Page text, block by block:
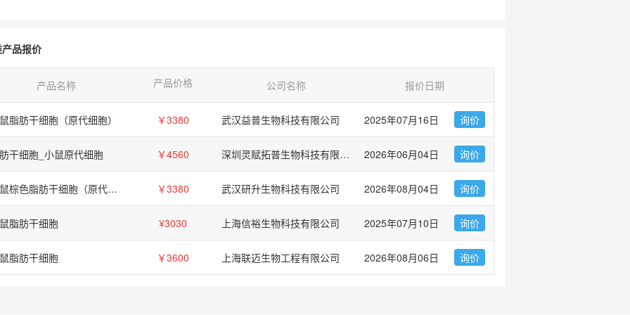
品报价
产品名称 产品价格 公司名称 报价日期
脂肪干细胞（原代细胞） ￥3380 武汉益普生物科技有限公司 2025年07月16日 询价
干细胞_小鼠原代细胞 ￥4560 深圳灵赋拓普生物科技有限公司 2026年06月04日 询价
小鼠棕色脂肪干细胞（原代细胞） ￥3380 武汉研升生物科技有限公司 2026年08月04日 询价
脂肪干细胞 ¥3030 上海信裕生物科技有限公司 2025年07月10日 询价
脂肪干细胞 ￥3600 上海联迈生物工程有限公司 2026年08月06日 询价